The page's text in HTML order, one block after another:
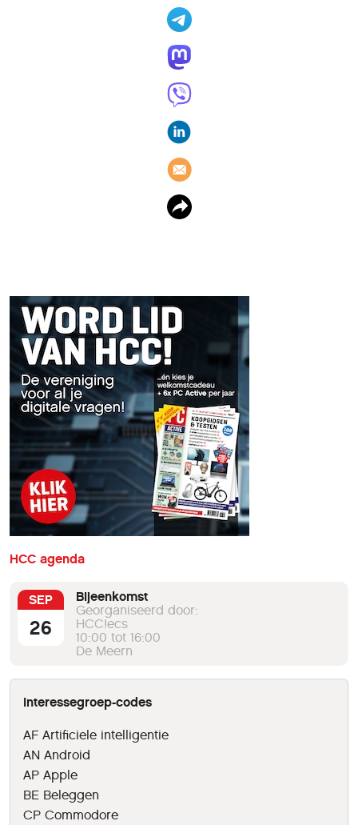
HCC agenda
SEP
26
Bijeenkomst
Georganiseerd door:
HCC!ecs
10:00 tot 16:00
De Meern
Interessegroep-codes
AF Artificiele intelligentie
AN Android
AP Apple
BE Beleggen
CP Commodore